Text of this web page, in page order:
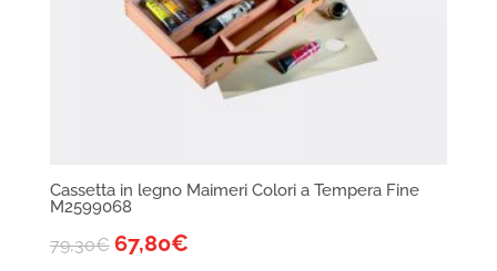
Cassetta in legno Maimeri Colori a Tempera Fine
M2599068
79,30€ 67,80€